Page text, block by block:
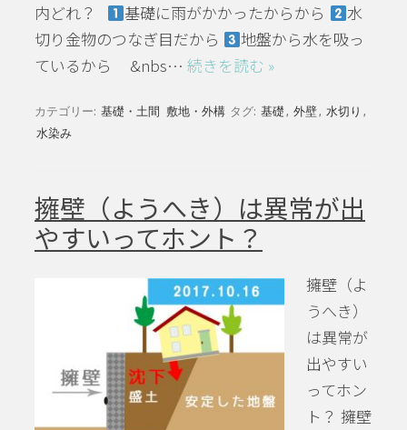
内どれ？
基礎に雨がかかったからから
水
切り金物のつなぎ目だから
地盤から水を吸っ
ているから &nbs… 続きを読む »
カテゴリー: 基礎・土間 敷地・外構 タグ: 基礎 , 外壁, 水切り ,
水染み
擁壁（ようへき）は異常が出
やすいってホント？
擁壁（よ
うへき）
は異常が
出やすい
ってホン
ト？ 擁壁